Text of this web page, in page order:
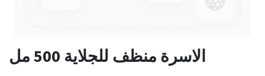
الاسرة منظف للجلاية 500 مل